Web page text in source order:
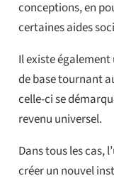
conceptions, en
certaines aides
Il existe
de base tournant
celle-ci se
revenu universel.
Dans tous les cas,
créer un nouvel